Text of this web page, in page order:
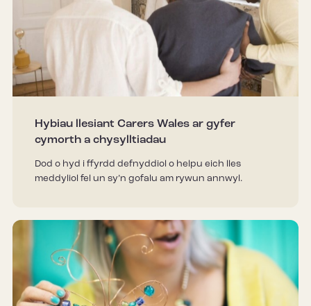
Hybiau llesiant Carers Wales ar gyfer
cymorth a chysylltiadau
Dod o hyd i ffyrdd defnyddiol o helpu eich lles
meddyliol fel un sy’n gofalu am rywun annwyl.